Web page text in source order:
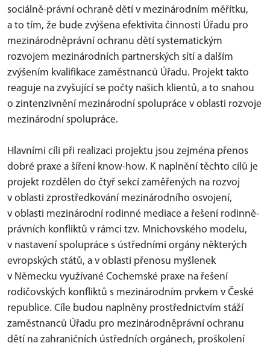
sociálně-právní ochraně dětí v mezinárodním měřítku,
a to tím, že bude zvýšena efektivita činnosti Úřadu pro
mezinárodněprávní ochranu dětí systematickým
rozvojem mezinárodních partnerských sítí a dalším
zvýšením kvalifikace zaměstnanců Úřadu. Projekt takto
reaguje na zvyšující se počty našich klientů, a to snahou
o zintenzivnění mezinárodní spolupráce v oblasti rozvoje
mezinárodní spolupráce.
Hlavními cíli při realizaci projektu jsou zejména přenos
dobré praxe a šíření know-how. K naplnění těchto cílů je
projekt rozdělen do čtyř sekcí zaměřených na rozvoj
v oblasti zprostředkování mezinárodního osvojení,
v oblasti mezinárodní rodinné mediace a řešení rodinně-
právních konfliktů v rámci tzv. Mnichovského modelu,
v nastavení spolupráce s ústředními orgány některých
evropských států, a v oblasti přenosu myšlenek
v Německu využívané Cochemské praxe na řešení
rodičovských konfliktů s mezinárodním prvkem v České
republice. Cíle budou naplněny prostřednictvím stáží
zaměstnanců Úřadu pro mezinárodněprávní ochranu
dětí na zahraničních ústředních orgánech, proškolení